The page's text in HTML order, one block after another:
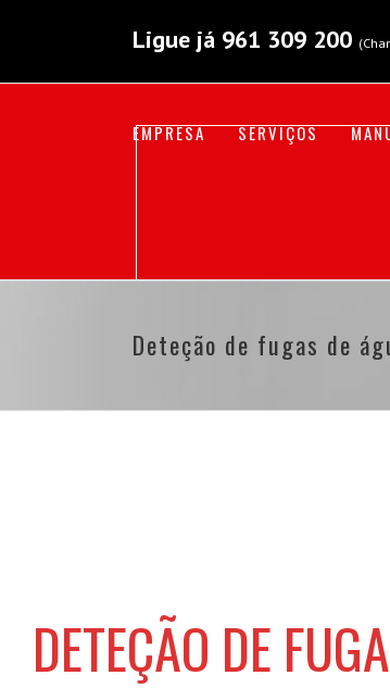
Ligue já 961 309 200
EMPRESA SERVIÇOS
Deteção de fugas de
DETEÇÃO DE